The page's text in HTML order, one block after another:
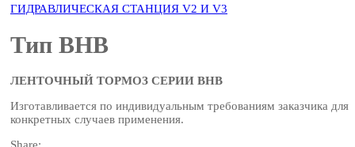
ГИДРАВЛИЧЕСКАЯ СТАНЦИЯ V2 И V3
Тип BHB
ЛЕНТОЧНЫЙ ТОРМОЗ СЕРИИ BHB
Изготавливается по индивидуальным требованиям заказчика для
конкретных случаев применения.